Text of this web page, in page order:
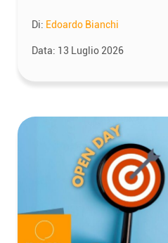
Di: Edoardo Bianchi
Data: 13 Luglio 2026